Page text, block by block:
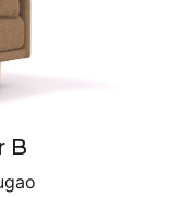
B